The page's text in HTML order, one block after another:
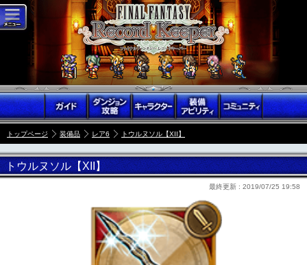
トップページ 装備品 レア6 トウルヌソル【XII】
トウルヌソル【XII】
最終更新 : 2019/07/25 19:58